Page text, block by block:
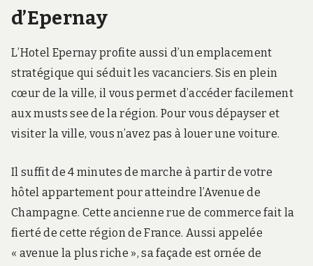
d’Epernay
L’Hotel Epernay profite aussi d’un emplacement
stratégique qui séduit les vacanciers. Sis en plein
cœur de la ville, il vous permet d’accéder facilement
aux musts see de la région. Pour vous dépayser et
visiter la ville, vous n’avez pas à louer une voiture.
Il suffit de 4 minutes de marche à partir de votre
hôtel appartement pour atteindre l’Avenue de
Champagne. Cette ancienne rue de commerce fait la
fierté de cette région de France. Aussi appelée
« avenue la plus riche », sa façade est ornée de